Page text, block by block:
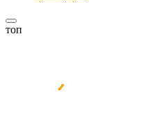
топ